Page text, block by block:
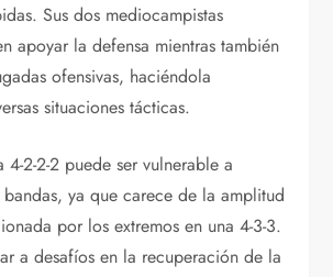
Sus dos mediocampistas
apoyar la defensa mientras también
ofensivas, haciéndola
situaciones tácticas.
4-2-2-2 puede ser vulnerable a
ya que carece de la amplitud
por los extremos en una 4-3-3.
a desafíos en la recuperación de la